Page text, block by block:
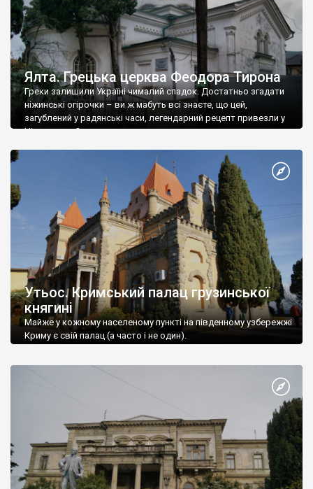
Ялта. Грецька церква Феодора Тирона
Греки залишили Україні чималий спадок. Достатньо згадати
ніжинські огірочки – ви ж мабуть всі знаєте, що цей,
загублений у радянські часи, легендарний рецепт привезли у
Ніжин греки?
Утьос. Кримський палац грузинської
княгині
Майже у кожному населеному пункті на південному узбережжі
Криму є свій палац (а часто і не один).